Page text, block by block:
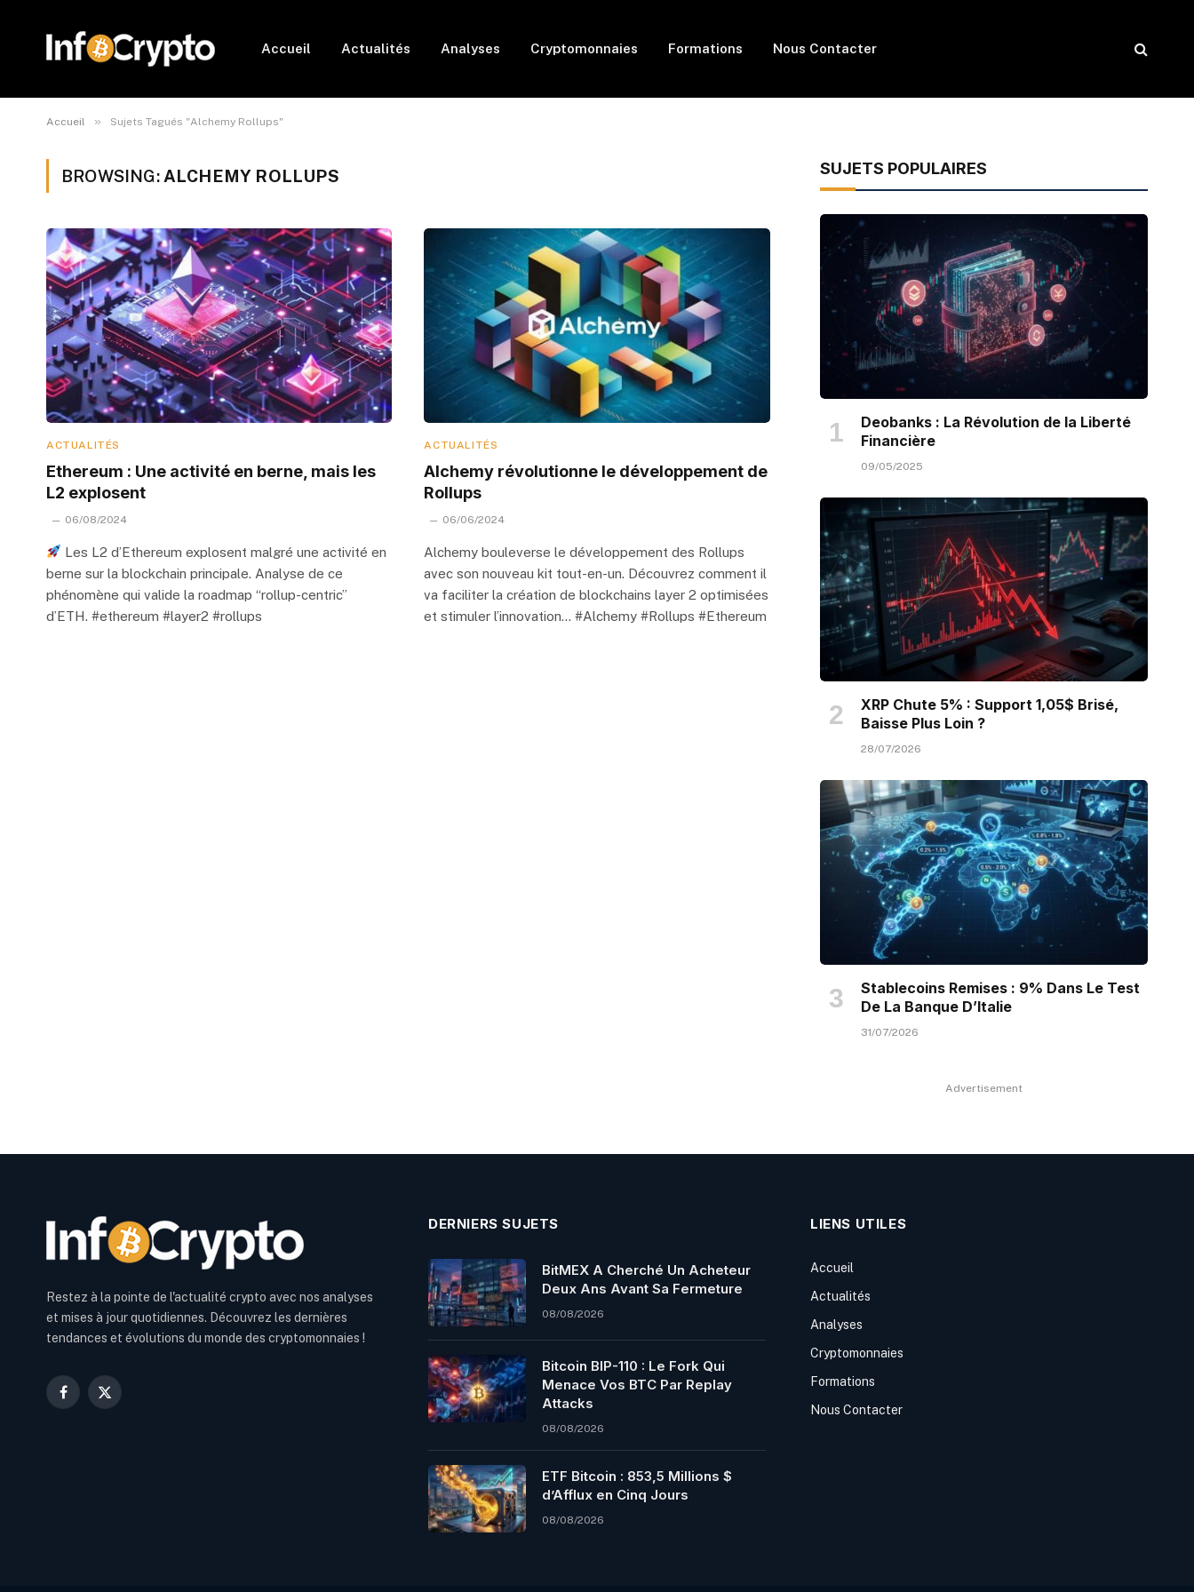
Accueil Actualités Analyses Cryptomonnaies Formations Nous Contacter
Accueil » Sujets Tagués "Alchemy Rollups"
BROWSING: ALCHEMY ROLLUPS
ACTUALITÉS
Ethereum : Une activité en berne, mais les
L2 explosent
06/08/2024
Les L2 d’Ethereum explosent malgré une activité en
berne sur la blockchain principale. Analyse de ce
phénomène qui valide la roadmap “rollup-centric”
d’ETH. #ethereum #layer2 #rollups
ACTUALITÉS
Alchemy révolutionne le développement de
Rollups
06/06/2024
Alchemy bouleverse le développement des Rollups
avec son nouveau kit tout-en-un. Découvrez comment il
va faciliter la création de blockchains layer 2 optimisées
et stimuler l’innovation… #Alchemy #Rollups #Ethereum
SUJETS POPULAIRES
Deobanks : La Révolution de la Liberté
Financière
09/05/2025
XRP Chute 5% : Support 1,05$ Brisé,
Baisse Plus Loin ?
28/07/2026
Stablecoins Remises : 9% Dans Le Test
De La Banque D’Italie
31/07/2026
Advertisement
Restez à la pointe de l'actualité crypto avec nos analyses
et mises à jour quotidiennes. Découvrez les dernières
tendances et évolutions du monde des cryptomonnaies !
Facebook
X
DERNIERS SUJETS
BitMEX A Cherché Un Acheteur
Deux Ans Avant Sa Fermeture
08/08/2026
Bitcoin BIP-110 : Le Fork Qui
Menace Vos BTC Par Replay
Attacks
08/08/2026
ETF Bitcoin : 853,5 Millions $
d’Afflux en Cinq Jours
08/08/2026
LIENS UTILES
Accueil
Actualités
Analyses
Cryptomonnaies
Formations
Nous Contacter